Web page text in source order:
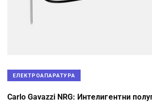
ЕЛЕКТРОАПАРАТУРА
Carlo Gavazzi NRG: Интелигентни